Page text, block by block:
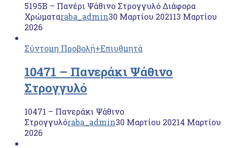
5195Β – Πανέρι Ψάθινο Στρογγυλό Διάφορα
Χρώματαraba_admin30 Μαρτίου 202113 Μαρτίου
2026
Σύντομη Προβολή+Επιυθμητά
10471 – Πανεράκι Ψάθινο
Στρογγυλό
10471 – Πανεράκι Ψάθινο
Στρογγυλόraba_admin30 Μαρτίου 20214 Μαρτίου
2026